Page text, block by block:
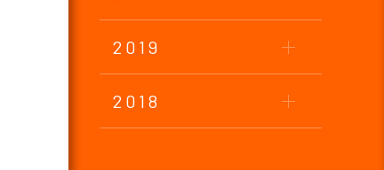
2019
2018